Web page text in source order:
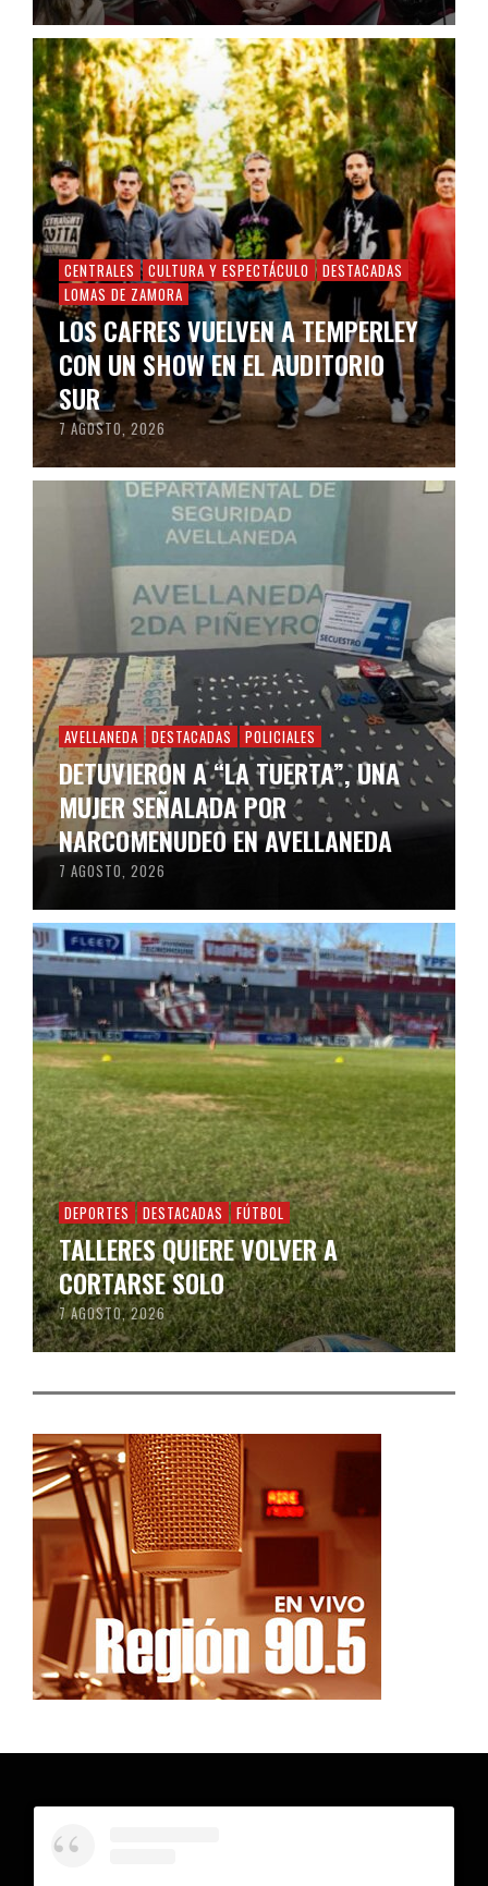
CENTRALES CULTURA Y ESPECTÁCULO
DESTACADAS
LOMAS DE ZAMORA
LOS CAFRES VUELVEN A TEMPERLEY
CON UN SHOW EN EL AUDITORIO
SUR
7 AGOSTO, 2026
AVELLANEDA DESTACADAS POLICIALES
DETUVIERON A “LA TUERTA”, UNA
MUJER SEÑALADA POR
NARCOMENUDEO EN AVELLANEDA
7 AGOSTO, 2026
DEPORTES DESTACADAS FÚTBOL
TALLERES QUIERE VOLVER A
CORTARSE SOLO
7 AGOSTO, 2026